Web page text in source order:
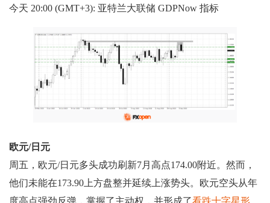
今天 20:00 (GMT+3): 亚特兰大联储 GDPNow 指标
欧元/日元
周五，欧元/日元多头成功刷新7月高点174.00附近。然而，
他们未能在173.90上方盘整并延续上涨势头。欧元空头从年